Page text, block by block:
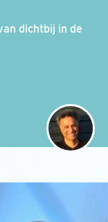
dichtbij in de